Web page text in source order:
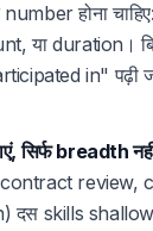
होना
या duration।
in" पढ़ी
सिर्फ breadth
review,
दस skills